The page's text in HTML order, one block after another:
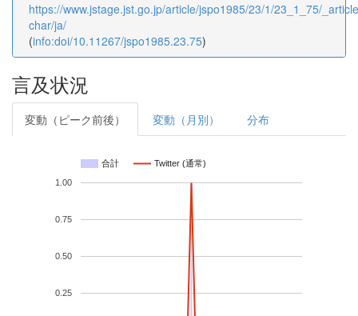
https://www.jstage.jst.go.jp/article/jspo1985/23/1/23_1_75/
char/ja/
(info:doi/10.11267/jspo1985.23.75)
言及状況
変動（ピーク前後） 変動（月別） 分布
合計 Twitter (通常)
0.25
0.50
0.75
1.00